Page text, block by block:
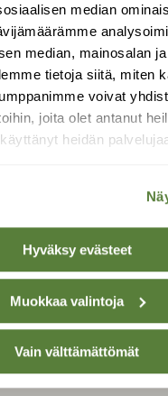
median
median, mainosalan
tietoja siitä, miten
voivat
joita olet antanut
heidän
Hyväksy evästeet
Muokkaa valintoja
Vain välttämättömät
.
Pekka Heino,